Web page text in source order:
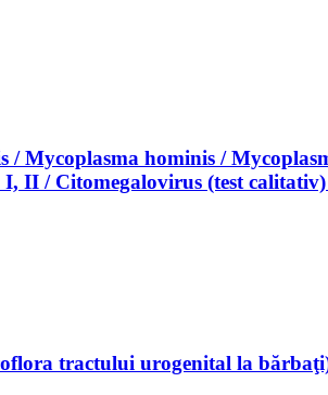
/ Mycoplasma hominis /
II / Citomegalovirus (test
tractului urogenital la